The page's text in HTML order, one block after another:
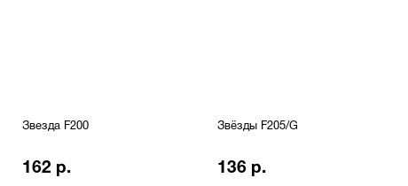
Звезда F200
162 р.
Звёзды F205/G
136 р.